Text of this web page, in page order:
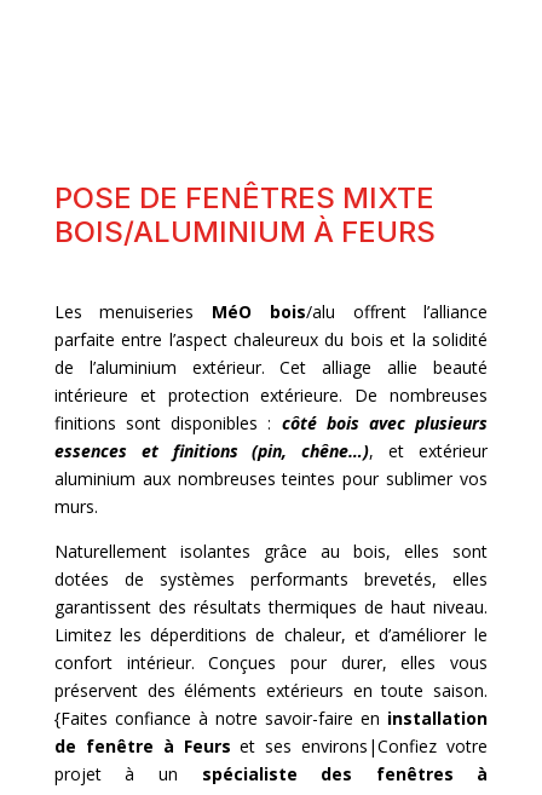
POSE DE FENÊTRES MIXTE
BOIS/ALUMINIUM À FEURS
Les menuiseries MéO bois/alu offrent l’alliance
parfaite entre l’aspect chaleureux du bois et la solidité
de l’aluminium extérieur. Cet alliage allie beauté
intérieure et protection extérieure. De nombreuses
finitions sont disponibles : côté bois avec plusieurs
essences et finitions (pin, chêne…), et extérieur
aluminium aux nombreuses teintes pour sublimer vos
murs.
Naturellement isolantes grâce au bois, elles sont
dotées de systèmes performants brevetés, elles
garantissent des résultats thermiques de haut niveau.
Limitez les déperditions de chaleur, et d’améliorer le
confort intérieur. Conçues pour durer, elles vous
préservent des éléments extérieurs en toute saison.
{Faites confiance à notre savoir-faire en installation
de fenêtre à Feurs et ses environs|Confiez votre
projet à un spécialiste des fenêtres à